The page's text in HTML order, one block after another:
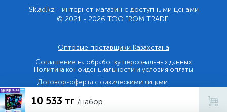
10 533 тг /набор
Sklad.kz - интернет-магазин с доступными ценами
© 2021 - 2026 ТОО "ROM TRADE"
Оптовые поставщики Казахстана
Соглашение на обработку персональных данных
Политика конфиденциальности и условия оплаты
Договор-оферта с физическими лицами
Договор-оферта с юридическими лицами и ИП